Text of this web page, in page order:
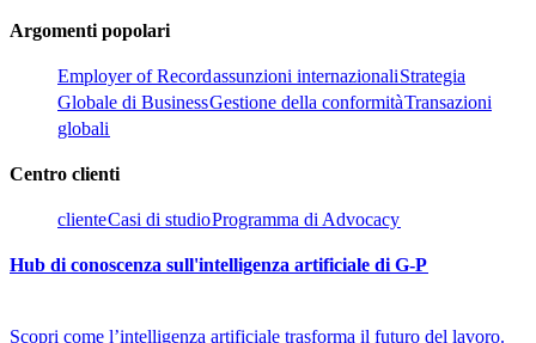
Argomenti popolari​​
Employer of Record​​assunzioni internazionali​​Strategia
Globale di Business​​Gestione della conformità​​Transazioni
globali​​
Centro clienti​​
cliente​​Casi di studio​​Programma di Advocacy​​
Hub di conoscenza sull'intelligenza artificiale di G-P​​
Scopri come l’intelligenza artificiale trasforma il futuro del lavoro.​​